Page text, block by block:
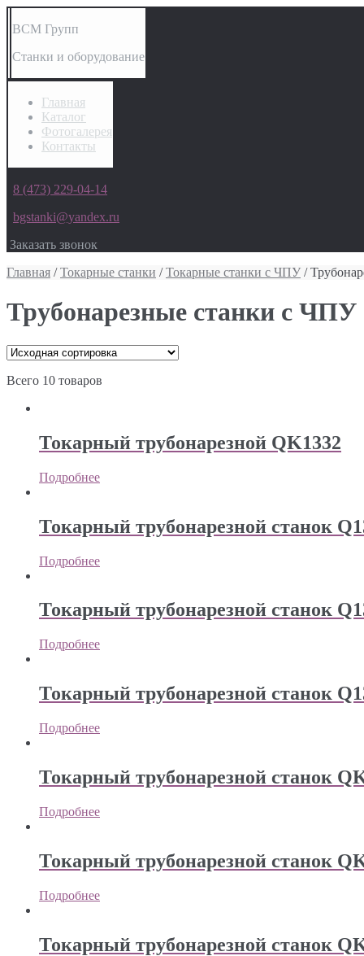
ВСМ Групп
Станки и оборудование
Главная
Каталог
Фотогалерея
Контакты
8 (473) 229-04-14
bgstanki@yandex.ru
Заказать звонок
Главная /Токарные станки /Токарные станки с ЧПУ /
Трубонарезные станки с ЧПУ
Всего 10 товаров
Токарный трубонарезной QK1332
Подробнее
Токарный трубонарезной станок
Подробнее
Токарный трубонарезной станок
Подробнее
Токарный трубонарезной станок
Подробнее
Токарный трубонарезной станок
Подробнее
Токарный трубонарезной станок
Подробнее
Токарный трубонарезной станок